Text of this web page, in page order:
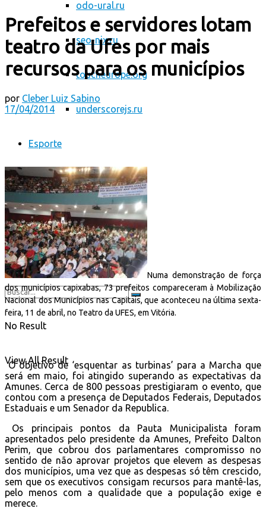
odo-ural.ru
seo-nix.ru
toucheurope.org
underscorejs.ru
Esporte
Saúde
Atualidades
CONTATO
No Result
View All Result
Prefeitos e servidores lotam
teatro da Ufes por mais
recursos para os municípios
por Cleber Luiz Sabino
17/04/2014
Numa demonstração de força
dos municípios capixabas, 73 prefeitos compareceram à Mobilização
Nacional dos Municípios nas Capitais, que aconteceu na última sexta-
feira, 11 de abril, no Teatro da UFES, em Vitória.
O objetivo de ‘esquentar as turbinas’ para a Marcha que
será em maio, foi atingido superando as expectativas da
Amunes. Cerca de 800 pessoas prestigiaram o evento, que
contou com a presença de Deputados Federais, Deputados
Estaduais e um Senador da Republica.
Os principais pontos da Pauta Municipalista foram
apresentados pelo presidente da Amunes, Prefeito Dalton
Perim, que cobrou dos parlamentares compromisso no
sentido de não aprovar projetos que elevem as despesas
dos municípios, uma vez que as despesas só têm crescido,
sem que os executivos consigam recursos para mantê-las,
pelo menos com a qualidade que a população exige e
merece.